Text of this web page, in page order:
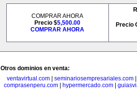
COMPRAR AHORA
Precio $5,500.00
COMPRAR AHORA
Precio
Otros dominios en venta:
ventavirtual.com
seminariosempresariales.com
comprasenperu.com
hypermercado.com